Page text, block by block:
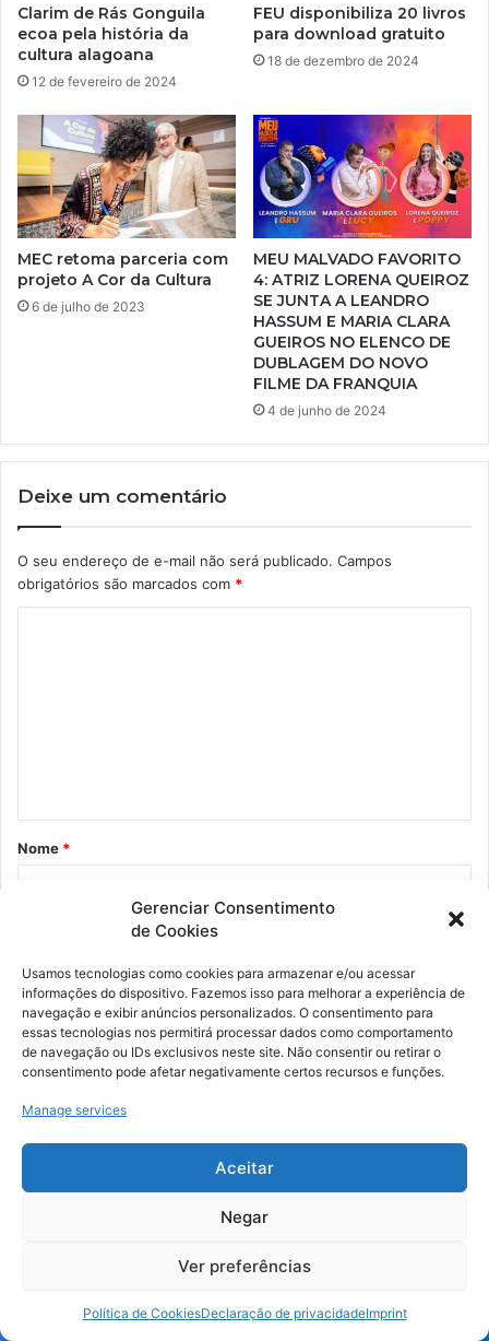
Gerenciar Consentimento
de Cookies
Usamos tecnologias como cookies para armazenar e/ou acessar
informações do dispositivo. Fazemos isso para melhorar a experiência de
navegação e exibir anúncios personalizados. O consentimento para
essas tecnologias nos permitirá processar dados como comportamento
de navegação ou IDs exclusivos neste site. Não consentir ou retirar o
consentimento pode afetar negativamente certos recursos e funções.
Manage services
Aceitar
Negar
Ver preferências
Política de CookiesDeclaração de privacidadeImprint
Clarim de Rás Gonguila
ecoa pela história da
cultura alagoana
12 de fevereiro de 2024
FEU disponibiliza 20 livros
para download gratuito
18 de dezembro de 2024
MEC retoma parceria com
projeto A Cor da Cultura
6 de julho de 2023
MEU MALVADO FAVORITO
4: ATRIZ LORENA QUEIROZ
SE JUNTA A LEANDRO
HASSUM E MARIA CLARA
GUEIROS NO ELENCO DE
DUBLAGEM DO NOVO
FILME DA FRANQUIA
4 de junho de 2024
Deixe um comentário
O seu endereço de e-mail não será publicado. Campos
obrigatórios são marcados com *
á
r
i
Nome *
Site